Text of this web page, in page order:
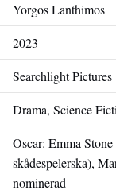
Yorgos Lanthimos
2023
Searchlight Pictures
Drama, Science
Oscar: Emma Stone
skådespelerska),
nominerad